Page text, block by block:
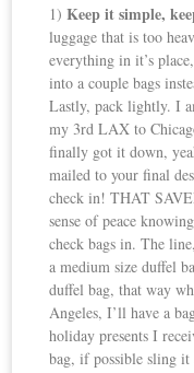
1) Keep it simple,
luggage that is too
everything in it’s
into a couple bags
Lastly, pack lightly. I
my 3rd LAX to
finally got it down,
mailed to your final
check in! THAT
sense of peace
check bags in. The
a medium size duffel
duffel bag, that way
Angeles, I’ll have a
holiday presents I
bag, if possible sling it